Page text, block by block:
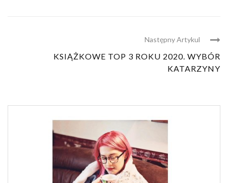
Następny Artykul
KSIĄŻKOWE TOP 3 ROKU 2020. WYBÓR
KATARZYNY